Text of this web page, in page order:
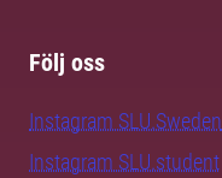
Följ oss
Instagram SLU.Sweden
Instagram SLU.student